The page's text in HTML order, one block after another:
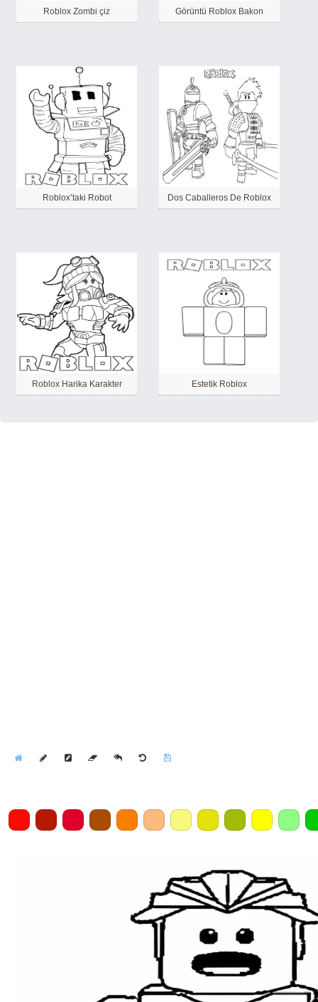
Roblox Zombi çiz Görüntü Roblox Bakon
Roblox’taki Robot Dos Caballeros De Roblox
Roblox Harika Karakter Estetik Roblox